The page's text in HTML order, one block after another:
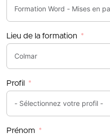
Lieu de la formation
Profil
Prénom